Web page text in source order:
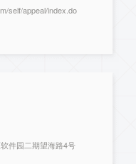
self/appeal/index.do
件园二期望海路4号